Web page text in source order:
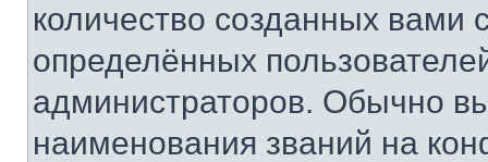
количество созданных
определённых
администраторов. Обычно
наименования званий на